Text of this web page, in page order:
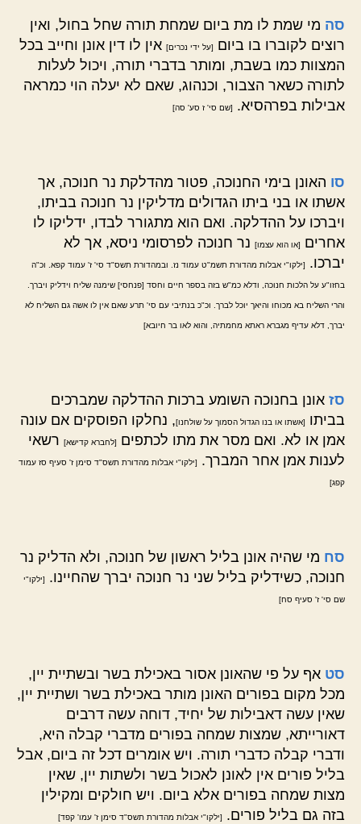
סה מי שמת לו מת ביום שמחת תורה שחל בחול, ואין
רוצים לקוברו בו ביום
[על ידי נכרים] אין לו דין אונן וחייב בכל
המצוות כמו בשבת, ומותר בדברי תורה, ויכול לעלות
לתורה כשאר הצבור, וכנהוג, שאם לא יעלה הוי כמראה
אבילות בפרהסיא.
[שם סי' ז סע' סה]
סו האונן בימי החנוכה, פטור מהדלקת נר חנוכה, אך
אשתו או בני ביתו הגדולים מדליקין נר חנוכה בביתו,
ויברכו על ההדלקה. ואם הוא מתגורר לבדו, ידליקו לו
אחרים
[או הוא עצמו] נר חנוכה לפרסומי ניסא, אך לא
יברכו.
[ילקו"י אבלות מהדורת תשמ"ט עמוד נז. ובמהדורת תשס"ד סי' ז' עמוד קפא. וכ"ה
בחזו"ע על הלכות חנוכה, ודלא כמ"ש בזה בספר חיים וחסד [פנחסי] שימנה שליח וידליק ויברך.
והרי השליח בא מכוחו והיאך יוכל לברך. וכ"כ בנתיבי עם סי' תרע שאם אין לו אשה גם השליח לא
יברך, דלא עדיף מגברא ראתא מחמתיה, והוא לאו בר חיובא]
סז אונן בחנוכה השומע ברכות ההדלקה שמברכים
בביתו
[אשתו או בנו הגדול הסמוך על שולחנו], נחלקו הפוסקים אם עונה
אמן או לא. ואם מסר את מתו לכתפים
[לחברא קדישא] רשאי
לענות אמן אחר המברך.
[ילקו"י אבלות מהדורת תשס"ד סימן ז' סעיף סז עמוד
קפג]
סח מי שהיה אונן בליל ראשון של חנוכה, ולא הדליק נר
חנוכה, כשידליק בליל שני נר חנוכה יברך שהחיינו.
[ילקו"י
שם סי' ז' סעיף סח]
סט אף על פי שהאונן אסור באכילת בשר ובשתיית יין,
מכל מקום בפורים האונן מותר באכילת בשר ושתיית יין,
שאין עשה דאבילות של יחיד, דוחה עשה דרבים
דאורייתא, שמצות שמחה בפורים מדברי קבלה היא,
ודברי קבלה כדברי תורה. ויש אומרים דכל זה ביום, אבל
בליל פורים אין לאונן לאכול בשר ולשתות יין, שאין
מצות שמחה בפורים אלא ביום. ויש חולקים ומקילין
בזה גם בליל פורים.
[ילקו"י אבלות מהדורת תשס"ד סימן ז' עמו' קפד]